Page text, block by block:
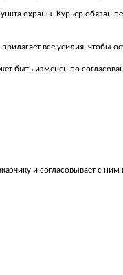
охраны. Курьер
все усилия, чтобы
быть изменен по
и согласовывает с